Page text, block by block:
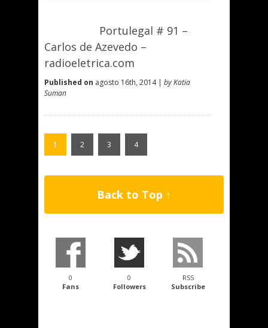
Portulegal # 91 –
Carlos de Azevedo –
radioeletrica.com
Published on agosto 16th, 2014 | by Katia
Suman
1 2 3 4
Back to Top ↑
0
Fans
0
Followers
RSS
Subscribe